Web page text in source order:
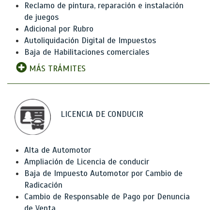
Reclamo de pintura, reparación e instalación
de juegos
Adicional por Rubro
Autoliquidación Digital de Impuestos
Baja de Habilitaciones comerciales
MÁS TRÁMITES
LICENCIA DE CONDUCIR
Alta de Automotor
Ampliación de Licencia de conducir
Baja de Impuesto Automotor por Cambio de
Radicación
Cambio de Responsable de Pago por Denuncia